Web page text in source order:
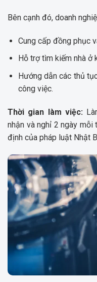
Bên cạnh đó, doanh
Cung cấp đồng phục
Hỗ trợ tìm kiếm nhà ở
Hướng dẫn các thủ
công việc.
Thời gian làm việc:
nhận và nghỉ 2 ngày mỗi
định của pháp luật Nhật